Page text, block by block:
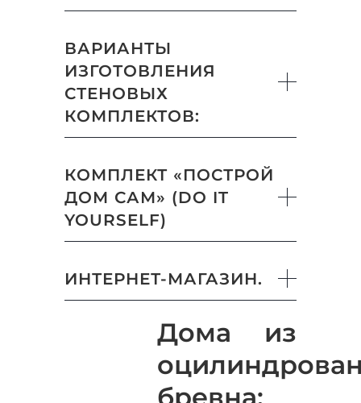
ВАРИАНТЫ
ИЗГОТОВЛЕНИЯ
СТЕНОВЫХ
КОМПЛЕКТОВ:
КОМПЛЕКТ «ПОСТРОЙ
ДОМ САМ» (DO IT
YOURSELF)
ИНТЕРНЕТ-МАГАЗИН.
Дома из
бревна: